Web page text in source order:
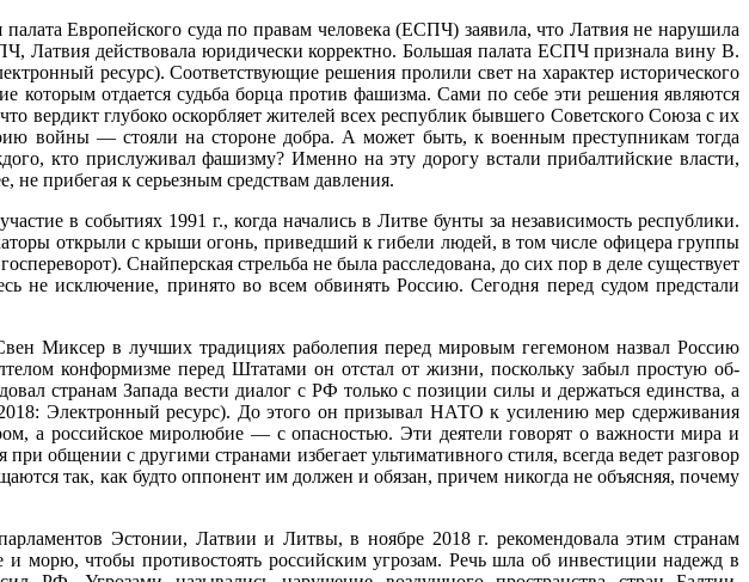
Европейского суда по правам чело­века (ЕСПЧ) заявила, что Латвия не нарушила
Латвия действовала юридически корректно. Большая палата ЕСПЧ признала вину В.
ресурс). Соответствующие реше­ния пролили свет на характер исторического
ко­торым отдается судьба борца против фашизма. Сами по себе эти решения яв­ляются
глубоко оскорбляет жителей всех республик бывшего Советского Союза с их
войны — стояли на стороне добра. А может быть, к военным преступникам тогда
кто прислуживал фашизму? Именно на эту дорогу встали прибалтийские власти,
при­бегая к серьезным средствам давления.
в событиях 1991 г., когда начались в Литве бунты за независимость республики.
открыли с крыши огонь, приведший к гибели людей, в том числе офицера группы
Снайперская стрельба не была расследована, до сих пор в деле существует
не исключение, принято во всем обвинять Россию. Сегодня перед судом пред­стали
Миксер в лучших традициях раболепия перед мировым гегемоном назвал Россию
кон­формизме перед Штатами он отстал от жизни, поскольку забыл простую об­
странам Запада вести диалог с РФ только с позиции силы и держаться единства, а
Элек­тронный ресурс). До этого он призывал НАТО к усилению мер сдерживания
а российское миролюбие — с опасностью. Эти де­ятели говорят о важности мира и
общении с другими странами избегает ультимативного стиля, всегда ведет разговор
так, как будто оппонент им должен и обязан, причем никогда не объясняя, почему
Эстонии, Латвии и Литвы, в ноябре 2018 г. рекомендовала этим странам
морю, чтобы противостоять российским угрозам. Речь шла об инвестиции надежд в